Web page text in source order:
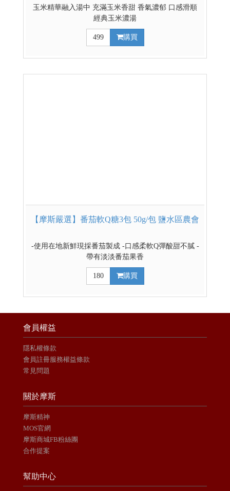
玉米精華融入湯中 充滿玉米香甜 香氣濃郁 口感滑順
經典玉米濃湯
499 購買
【摩斯嚴選】番茄軟Q糖3包 50g/包 鹽水區農會
-使用在地新鮮現採番茄製成 -口感柔軟Q彈酸甜不膩 -
帶有淡淡番茄果香
180 購買
會員權益
隱私權條款
會員註冊服務權益條款
常見問題
關於摩斯
摩斯精神
MOS官網
摩斯商城FB粉絲團
合作提案
幫助中心